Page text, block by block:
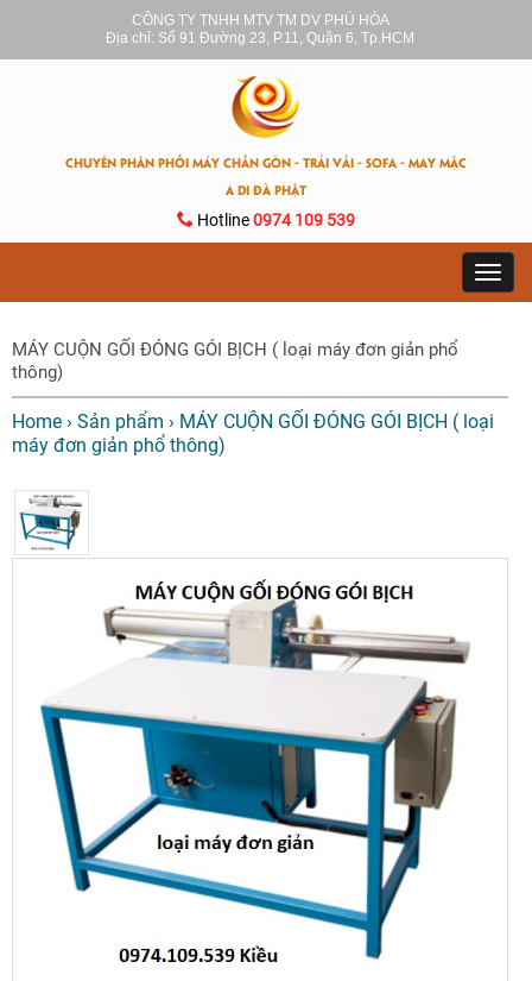
CÔNG TY TNHH MTV TM DV PHÚ HÒA
Địa chỉ: Số 91 Đường 23, P.11, Quận 6, Tp.HCM
CHUYÊN PHÂN PHỐI MÁY CHẦN GÒN - TRẢI VẢI - SOFA - MAY MẶC
A DI ĐÀ PHẬT
Hotline0974 109 539
MÁY CUỘN GỐI ĐÓNG GÓI BỊCH ( loại máy đơn giản phổ
thông)
Home › Sản phẩm › MÁY CUỘN GỐI ĐÓNG GÓI BỊCH ( loại
máy đơn giản phổ thông)